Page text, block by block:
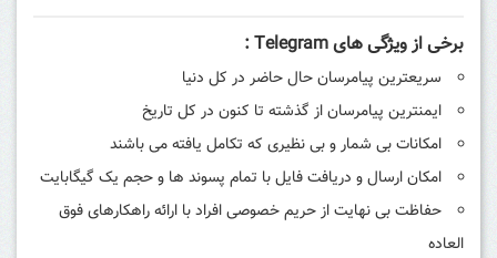
برخی از ویژگی های Telegram :
سریعترین پیامرسان حال حاضر در کل دنیا
ایمنترین پیامرسان از گذشته تا کنون در کل تاریخ
امکانات بی شمار و بی نظیری که تکامل یافته می باشند
امکان ارسال و دریافت فایل با تمام پسوند ها و حجم یک گیگابایت
حفاظت بی نهایت از حریم خصوصی افراد با ارائه راهکارهای فوق
العاده